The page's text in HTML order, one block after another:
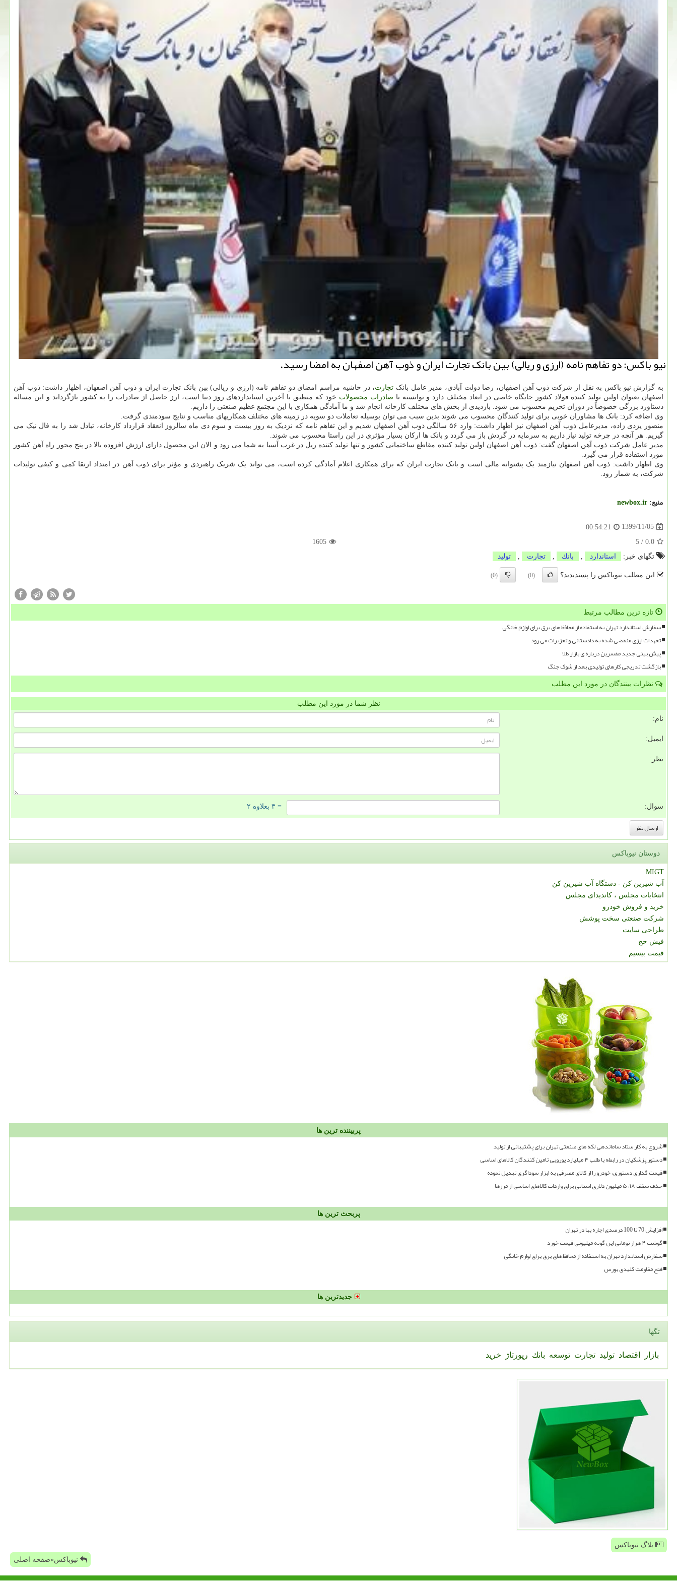
نیو باکس: دو تفاهم نامه (ارزی و ریالی) بین بانک تجارت ایران و ذوب آهن اصفهان به امضا رسید.
به گزارش نیو باکس به نقل از شرکت ذوب آهن اصفهان، رضا دولت آبادی، مدیر عامل بانک تجارت، در حاشیه مراسم امضای دو تفاهم نامه (ارزی و ریالی) بین بانک تجارت ایران و ذوب آهن اصفهان، اظهار داشت: ذوب آهن
اصفهان بعنوان اولین تولید کننده فولاد کشور جایگاه خاصی در ابعاد مختلف دارد و توانسته با صادرات محصولات خود که منطبق با آخرین استانداردهای روز دنیا است، ارز حاصل از صادرات را به کشور بازگرداند و این مساله
دستاورد بزرگی خصوصاً در دوران تحریم محسوب می شود. بازدیدی از بخش های مختلف کارخانه انجام شد و ما آمادگی همکاری با این مجتمع عظیم صنعتی را داریم.
وی اضافه کرد: بانک ها مشاوران خوبی برای تولید کنندگان محسوب می شوند بدین سبب می توان بوسیله تعاملات دو سویه در زمینه های مختلف همکاریهای مناسب و نتایج سودمندی گرفت.
منصور یزدی زاده، مدیرعامل ذوب آهن اصفهان نیز اظهار داشت: وارد ۵۶ سالگی ذوب آهن اصفهان شدیم و این تفاهم نامه که نزدیک به روز بیست و سوم دی ماه سالروز انعقاد قرارداد کارخانه، تبادل شد را به فال نیک می
گیریم. هر آنچه در چرخه تولید نیاز داریم به سرمایه در گردش باز می گردد و بانک ها ارکان بسیار مؤثری در این راستا محسوب می شوند.
مدیر عامل شرکت ذوب آهن اصفهان گفت: ذوب آهن اصفهان اولین تولید کننده مقاطع ساختمانی کشور و تنها تولید کننده ریل در غرب آسیا به شما می رود و الان این محصول دارای ارزش افزوده بالا در پنج محور راه آهن کشور
مورد استفاده قرار می گیرد.
وی اظهار داشت: ذوب آهن اصفهان نیازمند یک پشتوانه مالی است و بانک تجارت ایران که برای همکاری اعلام آمادگی کرده است، می تواند یک شریک راهبردی و مؤثر برای ذوب آهن در امتداد ارتقا کمی و کیفی تولیدات
شرکت، به شمار رود.
منبع: newbox.ir
1399/11/05
00:54:21
0.0
/
5
1605
تگهای خبر:
استاندارد , بانك , تجارت , تولید
این مطلب نیوباکس را پسندیدید؟ (0)
(0)
تازه ترین مطالب مرتبط
سفارش استاندارد تهران به استفاده از محافظ های برق برای لوازم خانگی
تعهدات ارزی منقضی شده به دادستانی و تعزیرات می رود
پیش بینی جدید مفسرین درباره ی بازار طلا
بازگشت تدریجی کارهای تولیدی بعد از شوک جنگ
نظرات بینندگان در مورد این مطلب
نظر شما در مورد این مطلب
نام:
ایمیل:
نظر:
سوال: = ۳ بعلاوه ۲
دوستان نیوباکس
MIGT
آب شیرین کن - دستگاه آب شیرین کن
انتخابات مجلس ، کاندیدای مجلس
خرید و فروش خودرو
شرکت صنعتی سخت پوشش
طراحی سایت
فیش حج
قیمت بیسیم
پربیننده ترین ها
شروع به کار ستاد ساماندهی لکه های صنعتی تهران برای پشتیبانی از تولید
دستور پزشکیان در رابطه با طلب ۴ میلیارد یورویی تامین کنندگان کالاهای اساسی
قیمت گذاری دستوری، خودرو را از کالای مصرفی به ابزار سوداگری تبدیل نموده
حذف سقف ۱۸، ۵ میلیون دلاری استانی برای واردات کالاهای اساسی از مرزها
پربحث ترین ها
افزایش 70 تا 100 درصدی اجاره بها در تهران
گوشت ۴ هزار تومانی این گونه میلیونی قیمت خورد
سفارش استاندارد تهران به استفاده از محافظ های برق برای لوازم خانگی
فتح مقاومت کلیدی بورس
جدیدترین ها
تگها
بازار اقتصاد تولید تجارت توسعه بانك رپورتاژ خرید
بلاگ نیوباکس
نیوباکس»صفحه اصلی